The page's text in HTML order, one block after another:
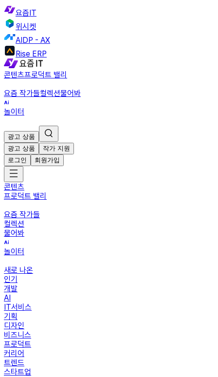
요즘IT
위시켓
AIDP - AX
Rise ERP
콘텐츠프로덕트 밸리
요즘 작가들컬렉션물어봐
놀이터
광고 상품
광고 상품
작가 지원
로그인
회원가입
콘텐츠
프로덕트 밸리
요즘 작가들
컬렉션
물어봐
놀이터
새로 나온
인기
개발
AI
IT서비스
기획
디자인
비즈니스
프로덕트
커리어
트렌드
스타트업